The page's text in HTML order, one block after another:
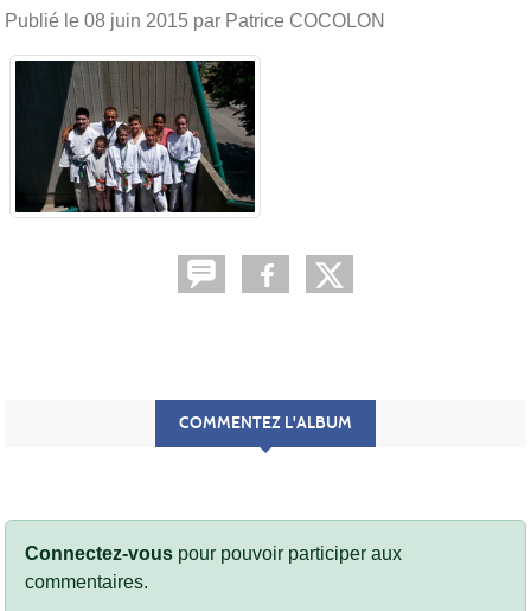
Publié le 08 juin 2015 par Patrice COCOLON
COMMENTEZ L'ALBUM
Connectez-vous pour pouvoir participer aux
commentaires.